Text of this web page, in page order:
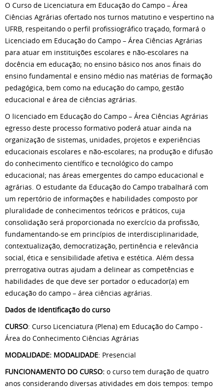
O Curso de Licenciatura em Educação do Campo – Área
Ciências Agrárias ofertado nos turnos matutino e vespertino na
UFRB, respeitando o perfil profissiográfico traçado, formará o
Licenciado em Educação do Campo – Área Ciências Agrárias
para atuar em instituições escolares e não-escolares na
docência em educação; no ensino básico nos anos finais do
ensino fundamental e ensino médio nas matérias de formação
pedagógica, bem como na educação do campo, gestão
educacional e área de ciências agrárias.
O licenciado em Educação do Campo – Área Ciências Agrárias
egresso deste processo formativo poderá atuar ainda na
organização de sistemas, unidades, projetos e experiências
educacionais escolares e não-escolares; na produção e difusão
do conhecimento científico e tecnológico do campo
educacional; nas áreas emergentes do campo educacional e
agrárias. O estudante da Educação do Campo trabalhará com
um repertório de informações e habilidades composto por
pluralidade de conhecimentos teóricos e práticos, cuja
consolidação será proporcionada no exercício da profissão,
fundamentando-se em princípios de interdisciplinaridade,
contextualização, democratização, pertinência e relevância
social, ética e sensibilidade afetiva e estética. Além dessa
prerrogativa outras ajudam a delinear as competências e
habilidades de que deve ser portador o educador(a) em
educação do campo – área ciências agrárias.
Dados de Identificação do curso
CURSO: Curso Licenciatura (Plena) em Educação do Campo -
Área do Conhecimento Ciências Agrárias
MODALIDADE: MODALIDADE: Presencial
FUNCIONAMENTO DO CURSO: o curso tem duração de quatro
anos considerando diversas atividades em dois tempos: tempo